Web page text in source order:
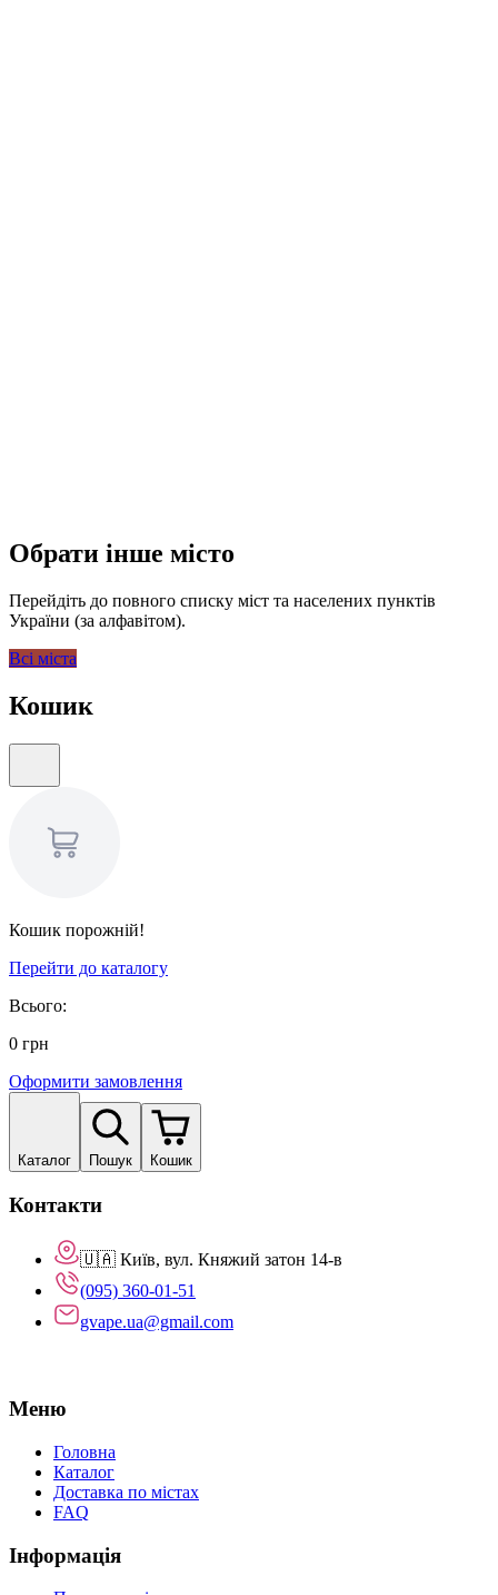
Обрати інше місто
Перейдіть до повного списку міст та населених пунктів
України (за алфавітом).
Всі міста
Кошик
Кошик порожній!
Перейти до каталогу
Всього:
0 грн
Оформити замовлення
Каталог Пошук Кошик
Контакти
🇺🇦 Київ, вул. Княжий затон 14-в
(095) 360-01-51
gvape.ua@gmail.com
Меню
Головна
Каталог
Доставка по містах
FAQ
Інформація